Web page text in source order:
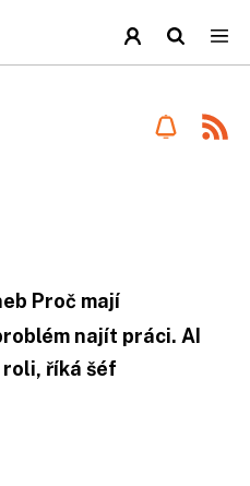
Proč mají
najít práci. AI
roli, říká šéf